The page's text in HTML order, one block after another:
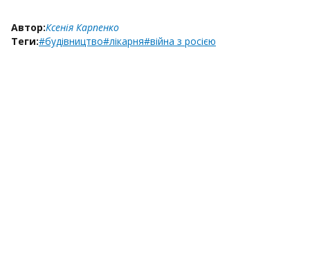
Автор:Ксенія Карпенко
Теги:#будівництво#лікарня#війна з росією